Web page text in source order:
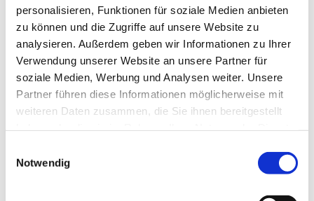
personalisieren, Funktionen für soziale Medien anbieten
zu können und die Zugriffe auf unsere Website zu
analysieren. Außerdem geben wir Informationen zu Ihrer
Verwendung unserer Website an unsere Partner für
soziale Medien, Werbung und Analysen weiter. Unsere
Partner führen diese Informationen möglicherweise mit
weiteren Daten zusammen, die Sie ihnen bereitgestellt
Notwendig
TBB Streetband